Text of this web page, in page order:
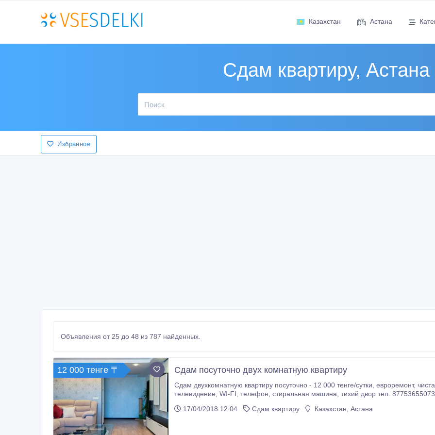
Казахстан Астана
Сдам квартиру, Астана
Избранное
Объявления от 25 до 48 из 787 найденных.
12 000 тенге 〒 Сдам посуточно двух комнатную квартиру
Сдам двухкомнатную квартиру посуточно - 12 000 тенге/сутки, евроремонт, чистая, полностью меблированная, кабельное
телевидение, WI-FI, телефон, стиральная машина, тихий двор тел.
17/04/2018 12:04
Сдам квартиру Казахстан, Астана